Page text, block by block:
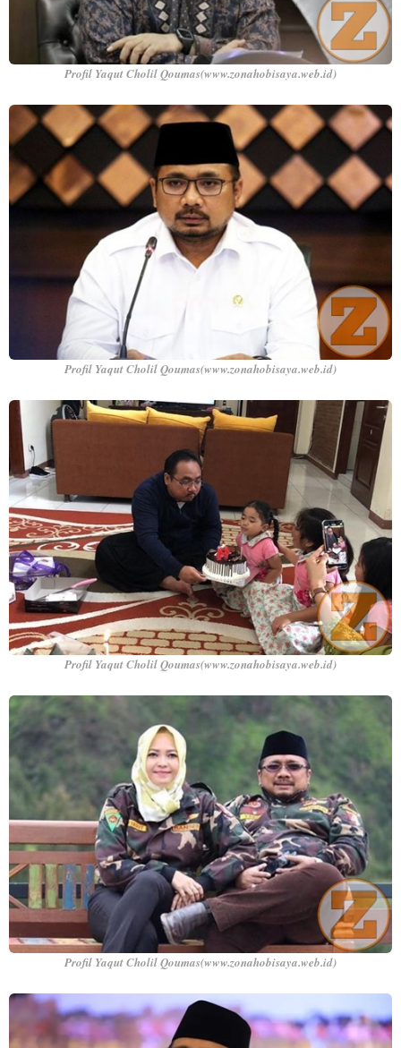
Profil Yaqut Cholil Qoumas(www.zonahobisaya.web.id)
Profil Yaqut Cholil Qoumas(www.zonahobisaya.web.id)
Profil Yaqut Cholil Qoumas(www.zonahobisaya.web.id)
Profil Yaqut Cholil Qoumas(www.zonahobisaya.web.id)